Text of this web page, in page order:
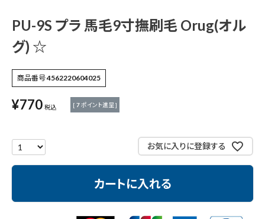
作業工具・大工道具
収納・腰袋・ワーク用品
PU-9S プラ 馬毛9寸撫刷毛 Orug(オル
グ) ☆
商品番号4562220604025
¥770 税込 [ 7ポイント進呈 ]
お気に入りに登録する
カートに入れる